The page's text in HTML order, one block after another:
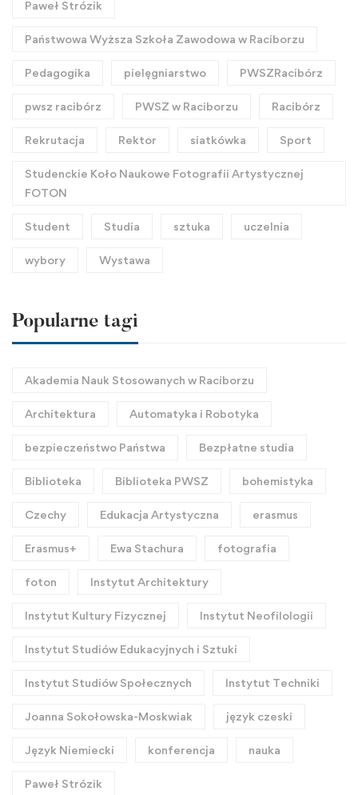
Paweł Strózik
Państwowa Wyższa Szkoła Zawodowa w Raciborzu
Pedagogika pielęgniarstwo PWSZRacibórz
pwsz racibórz PWSZ w Raciborzu Racibórz
Rekrutacja Rektor siatkówka Sport
Studenckie Koło Naukowe Fotografii Artystycznej
FOTON
Student Studia sztuka uczelnia
wybory Wystawa
Popularne tagi
Akademia Nauk Stosowanych w Raciborzu
Architektura Automatyka i Robotyka
bezpieczeństwo Państwa Bezpłatne studia
Biblioteka Biblioteka PWSZ bohemistyka
Czechy Edukacja Artystyczna erasmus
Erasmus+ Ewa Stachura fotografia
foton Instytut Architektury
Instytut Kultury Fizycznej Instytut Neofilologii
Instytut Studiów Edukacyjnych i Sztuki
Instytut Studiów Społecznych Instytut Techniki
Joanna Sokołowska-Moskwiak język czeski
Język Niemiecki konferencja nauka
Paweł Strózik